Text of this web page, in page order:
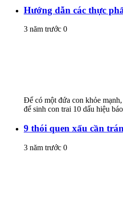
Hướng dẫn các thực
3 năm trước 0
Để có một đứa con khỏe
để sinh con trai 10 dấu hiệu
9 thói quen xấu cần
3 năm trước 0